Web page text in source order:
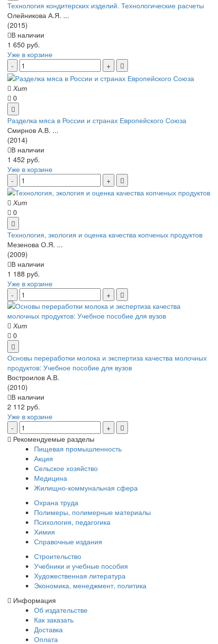
Технология кондитерских изделий. Технологические расчеты
Олейникова А.Я. ...
(2015)
В наличии
1 650 руб.
Уже в корзине
Хит
0
Разделка мяса в России и странах Европейского Союза
Смирнов А.В. ...
(2014)
В наличии
1 452 руб.
Уже в корзине
Хит
0
Технология, экология и оценка качества копченых продуктов
Мезенова О.Я. ...
(2009)
В наличии
1 188 руб.
Уже в корзине
Хит
0
Основы переработки молока и экспертиза качества молочных
продуктов: Учебное пособие для вузов
Востроилов А.В.
(2010)
В наличии
2 112 руб.
Уже в корзине
Рекомендуемые разделы
Пищевая промышленность
Акция
Сельское хозяйство
Медицина
Жилищно-коммунальная сфера
Охрана труда
Полимеры, полимерные материалы
Психология, педагогика
Химия
Справочные издания
Строительство
Учебники и учебные пособия
Художественная литература
Экономика, менеджмент, политика
Информация
Об издательстве
Как заказать
Доставка
Оплата